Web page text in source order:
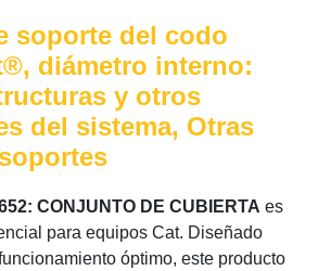
soporte del codo
diámetro interno:
y otros
del sistema, Otras
CONJUNTO DE CUBIERTA es
para equipos Cat. Diseñado
óptimo, este producto